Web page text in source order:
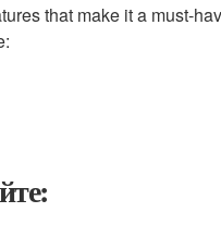
that make it a must-